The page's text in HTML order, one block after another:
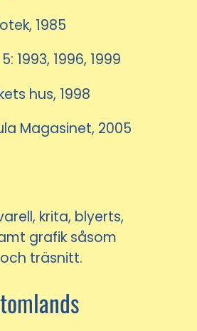
1985
1993, 1996, 1999
hus, 1998
Magasinet, 2005
krita, blyerts,
grafik såsom
träsnitt.